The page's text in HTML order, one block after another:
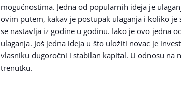
mogućnostima. Jedna od popularnih ideja je
ovim putem, kakav je postupak ulaganja i koliko
se nastavlja iz godine u godinu. Iako je ovo jedna
ulaganja. Još jedna ideja u što uložiti novac je
vlasniku dugoročni i stabilan kapital. U odnosu na
trenutku.